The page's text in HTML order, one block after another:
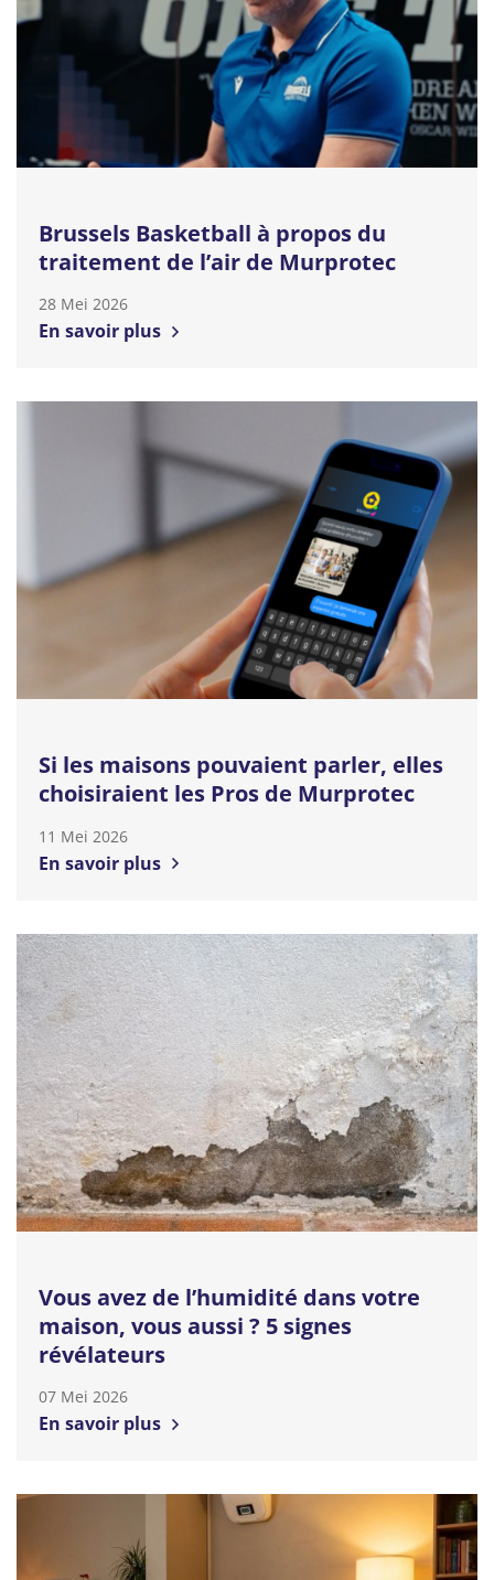
Brussels Basketball à propos du
traitement de l’air de Murprotec
28 Mei 2026
En savoir plus
Si les maisons pouvaient parler, elles
choisiraient les Pros de Murprotec
11 Mei 2026
En savoir plus
Vous avez de l’humidité dans votre
maison, vous aussi ? 5 signes
révélateurs
07 Mei 2026
En savoir plus